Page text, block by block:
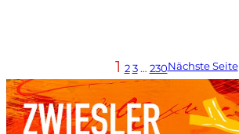
1 2 3 … 230Nächste Seite